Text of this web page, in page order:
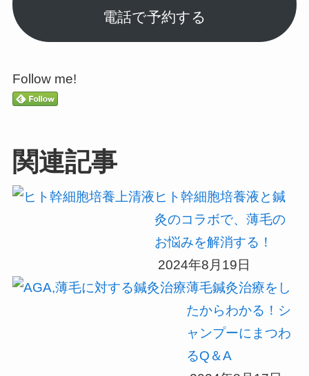
電話で予約する
Follow me!
関連記事
ヒト幹細胞培養液と鍼
灸のコラボで、薄毛の
お悩みを解消する！
2024年8月19日
薄毛鍼灸治療をし
たからわかる！シ
ャンプーにまつわ
るQ＆A